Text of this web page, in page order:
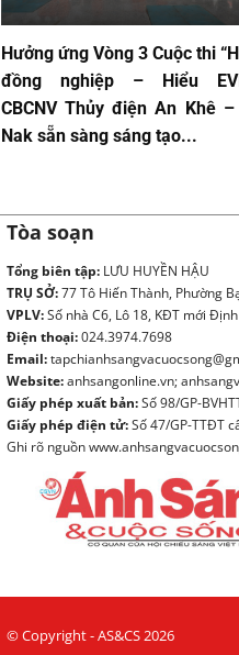
Hưởng ứng Vòng 3 Cuộc thi
đồng nghiệp – Hiểu
CBCNV Thủy điện An Khê –
Nak sẵn sàng sáng tạo...
Tòa soạn
Tổng biên tập: LƯU HUYỀN HẬU
TRỤ SỞ:77 Tô Hiến Thành, Phường
VPLV:Số nhà C6, Lô 18, KĐT mới
Điện thoại:024.3974.7698
Email:
Website:anhsangonline.vn;
Giấy phép xuất bản:Số 98/GP-
Giấy phép điện tử:Số 47/GP-TTĐT
Ghi rõ nguồn
© Copyright - AS&CS 2026